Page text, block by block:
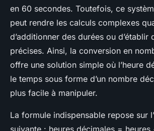
en 60 secondes. Toutefois, ce
peut rendre les calculs complexes
d’additionner des durées ou d’établir
précises. Ainsi, la conversion en
offre une solution simple où l’heure
le temps sous forme d’un nombre
plus facile à manipuler.
La formule indispensable repose sur
suivante : heures décimales = heures